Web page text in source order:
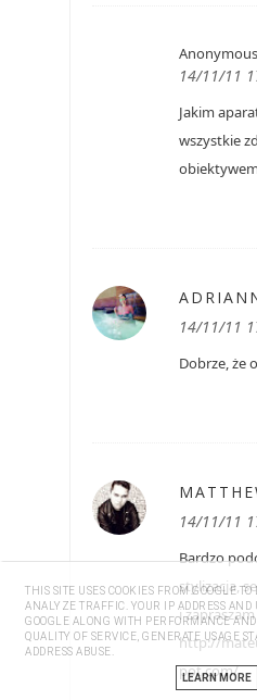
Anonymous
14/11/11
Jakim
wszystkie
14/11/11
Dobrze, że
14/11/11
Bardzo
stylizacja,
i
http://
pot.com/
THIS SITE USES COOKIES FROM GOOGLE
ANALYZE TRAFFIC. YOUR IP ADDRESS AND
GOOGLE ALONG WITH PERFORMANCE
QUALITY OF SERVICE, GENERATE USAGE
ADDRESS ABUSE.
LEARN MORE